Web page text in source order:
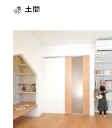
土間